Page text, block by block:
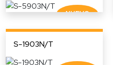
S-1903N/T